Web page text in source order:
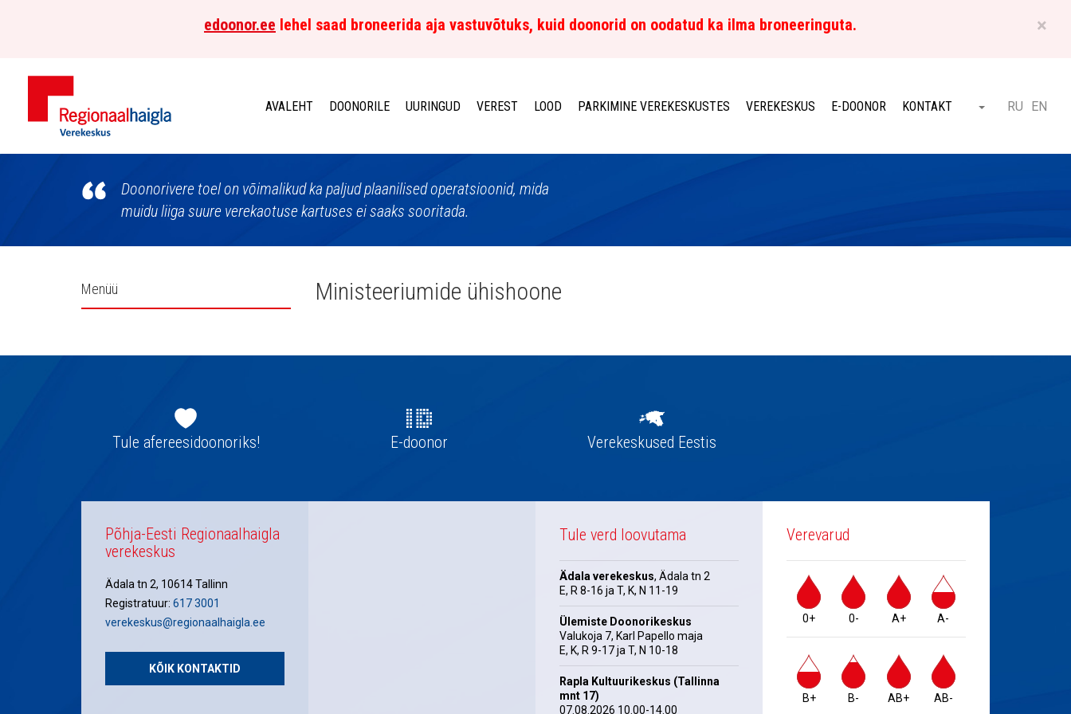
×
edoonor.ee lehel saad broneerida aja vastuvõtuks, kuid doonorid on oodatud ka ilma broneeringuta.
Põhja-
AVALEHT DOONORILE UURINGUD VEREST LOOD PARKIMINE VEREKESKUSTES VEREKESKUS E-DOONOR KONTAKT Otsi ET
RU EN
Doonorivere toel on võimalikud ka paljud plaanilised operatsioonid, mida
muidu liiga suure verekaotuse kartuses ei saaks sooritada.
Külgpaani
Menüü Ministeeriumide ühishoone
navigatsioonTule afereesidoonoriks! E-doonor Verekeskused Eestis
Põhja-Eesti Regionaalhaigla
verekeskus
Ädala tn 2, 10614 Tallinn
Registratuur: 617 3001
verekeskus@regionaalhaigla.ee
KÕIK KONTAKTID
Tule verd loovutama
Ädala verekeskus, Ädala tn 2
E, R 8-16 ja T, K, N 11-19
Ülemiste Doonorikeskus
Valukoja 7, Karl Papello maja
E, K, R 9-17 ja T, N 10-18
Rapla Kultuurikeskus (Tallinna
mnt 17)
07.08.2026 10.00-14.00
Verevarud
0+ 0- A+ A-
B+ B- AB+ AB-